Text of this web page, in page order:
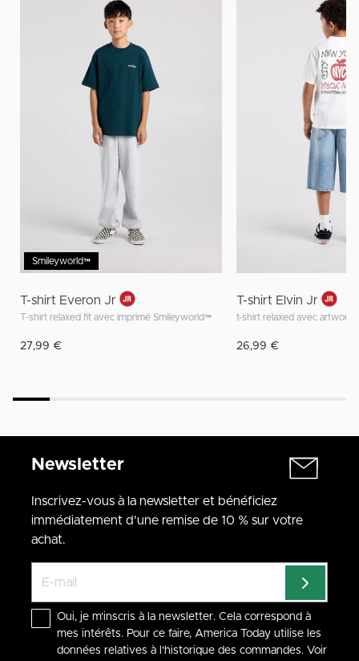
Smileyworld™
T-shirt Everon Jr
T-shirt relaxed fit avec imprimé Smileyworld™
27,99 €
T-shirt Elvin Jr
t-shirt relaxed avec artwork
26,99 €
Newsletter
Inscrivez-vous à la newsletter et bénéficiez
immédiatement d'une remise de 10 % sur votre
achat.
Oui, je m'inscris à la newsletter. Cela correspond à
mes intérêts. Pour ce faire, America Today utilise les
données relatives à l'historique des commandes. Voir